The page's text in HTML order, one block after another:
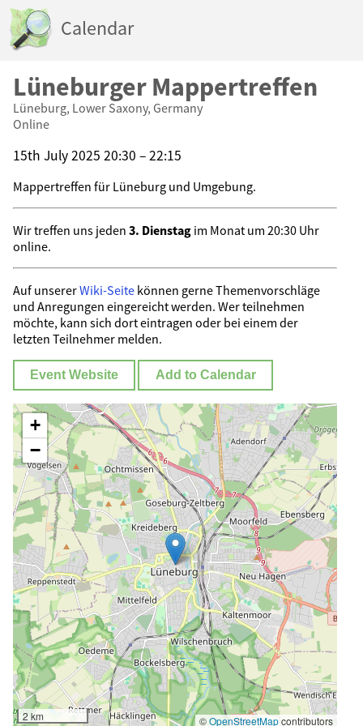
Calendar
Lüneburger Mappertreffen
Lüneburg, Lower Saxony, Germany
Online
15th July 2025 20:30 – 22:15
Mappertreffen für Lüneburg und Umgebung.
Wir treffen uns jeden 3. Dienstag im Monat um 20:30 Uhr
online.
Auf unsererWiki-Seite können gerne Themenvorschläge
und Anregungen eingereicht werden. Wer teilnehmen
möchte, kann sich dort eintragen oder bei einem der
letzten Teilnehmer melden.
Event Website Add to Calendar
+
−
2 km ©OpenStreetMapcontributors